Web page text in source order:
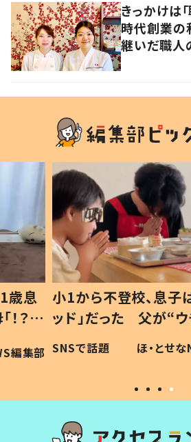
きっかけは
時代創業の
継いだ職人
歳息
？」
編集部
小1から不登校、息子
ッド」だった 父が“
作り続ける理由とは
#令和の子
SNSで話題 ほ・とせ